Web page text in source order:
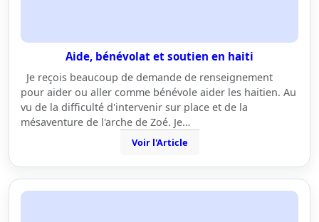
Aide, bénévolat et soutien en haiti
Je reçois beaucoup de demande de renseignement
pour aider ou aller comme bénévole aider les haitien. Au
vu de la difficulté d'intervenir sur place et de la
mésaventure de l'arche de Zoé. Je…
Voir l'Article